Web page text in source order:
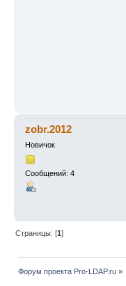
zobr.2012
Новичок
Сообщений: 4
Страницы: [1]
Форум проекта Pro-LDAP.ru »